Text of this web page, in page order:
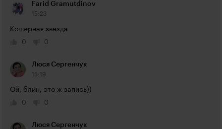
Farid Gramutdinov
15:23
Кошерная звезда
0
0
Люся Сергенчук
15:19
Ой, блин, это ж запись))
0
0
Люся Сергенчук